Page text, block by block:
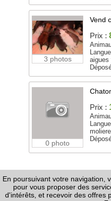
3 photos
Vend
Prix :
aigues
0 photo
Prix :
FAQ -Règles de
CGU- Page
En poursuivant votre navigation,
pour vous proposer des
d'intérêts, et recevoir des offres